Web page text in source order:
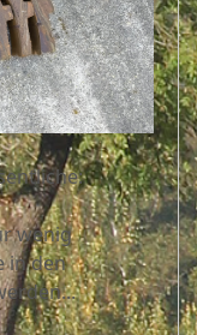
wenig
in den